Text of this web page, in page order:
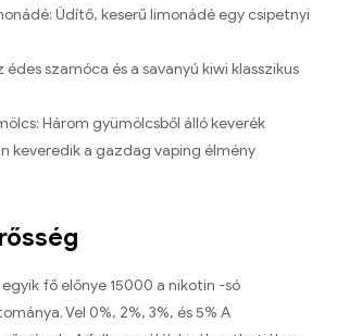
Üdítő, keserű limonádé egy csipetnyi
édes szamóca és a savanyú kiwi klasszikus
Három gyümölcsből álló keverék
keveredik a gazdag vaping élmény
fő előnye 15000 a nikotin -só
Vel 0%, 2%, 3%, és 5% A